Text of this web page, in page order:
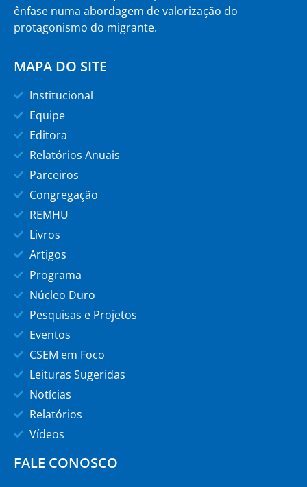
ênfase numa abordagem de valorização do
protagonismo do migrante.
MAPA DO SITE
Institucional
Equipe
Editora
Relatórios Anuais
Parceiros
Congregação
REMHU
Livros
Artigos
Programa
Núcleo Duro
Pesquisas e Projetos
Eventos
CSEM em Foco
Leituras Sugeridas
Notícias
Relatórios
Vídeos
FALE CONOSCO